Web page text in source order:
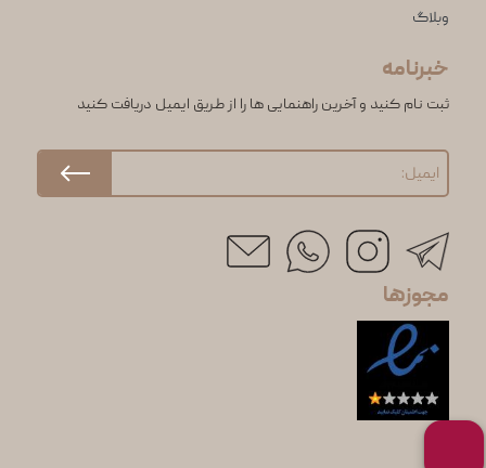
وبلاگ
خبرنامه
ثبت نام کنید و آخرین راهنمایی ها را از طریق ایمیل دریافت کنید
مجوزها